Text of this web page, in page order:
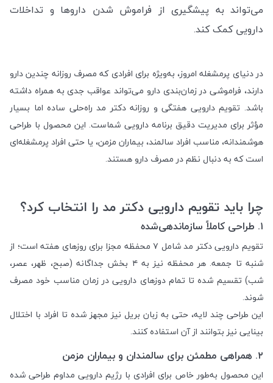
می‌تواند به پیشگیری از فراموش شدن داروها و تداخلات
دارویی کمک کند.
در دنیای پرمشغله امروز، به‌ویژه برای افرادی که مصرف روزانه چندین دارو
دارند، فراموشی در زمان‌بندی دارو می‌تواند عواقب جدی به همراه داشته
باشد. تقویم دارویی هفتگی و روزانه دکتر مد راه‌حلی ساده اما بسیار
مؤثر برای مدیریت دقیق برنامه دارویی شماست. این محصول با طراحی
هوشمندانه، مناسب افراد سالمند، بیماران مزمن، یا حتی افراد پرمشغله‌ای
است که به دنبال نظم در مصرف دارو هستند.
چرا باید تقویم دارویی دکتر مد را انتخاب کرد؟
۱. طراحی کاملاً سازماندهی‌شده
تقویم دارویی دکتر مد شامل ۷ محفظه مجزا برای روزهای هفته است؛ از
شنبه تا جمعه. هر محفظه نیز به ۴ بخش جداگانه (صبح، ظهر، عصر،
شب) تقسیم شده تا تمام دوزهای دارویی در زمان مناسب خود مصرف
شوند.
این طراحی چند لایه، حتی به زبان بریل نیز مجهز شده تا افراد با اختلال
بینایی نیز بتوانند از آن استفاده کنند.
۲. همراهی مطمئن برای سالمندان و بیماران مزمن
این محصول به‌طور خاص برای افرادی با رژیم دارویی مداوم طراحی شده